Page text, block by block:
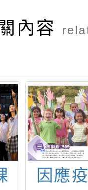
內容
因應